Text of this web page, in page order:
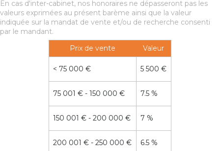
En cas d'inter-cabinet, nos honoraires ne dépasseront pas les
valeurs exprimées au présent barème ainsi que la valeur
indiquée sur la mandat de vente et/ou de recherche consenti
par le mandant.
Prix de vente
Valeur
< 75 000 € 5 500 €
75 001 € - 150 000 € 7.5 %
150 001 € - 200 000 € 7 %
200 001 € - 250 000 € 6.5 %